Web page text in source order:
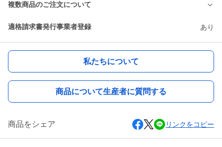
複数商品のご注文について
適格請求書発行事業者登録 あり
私たちについて
商品について生産者に質問する
商品をシェア リンクをコピー